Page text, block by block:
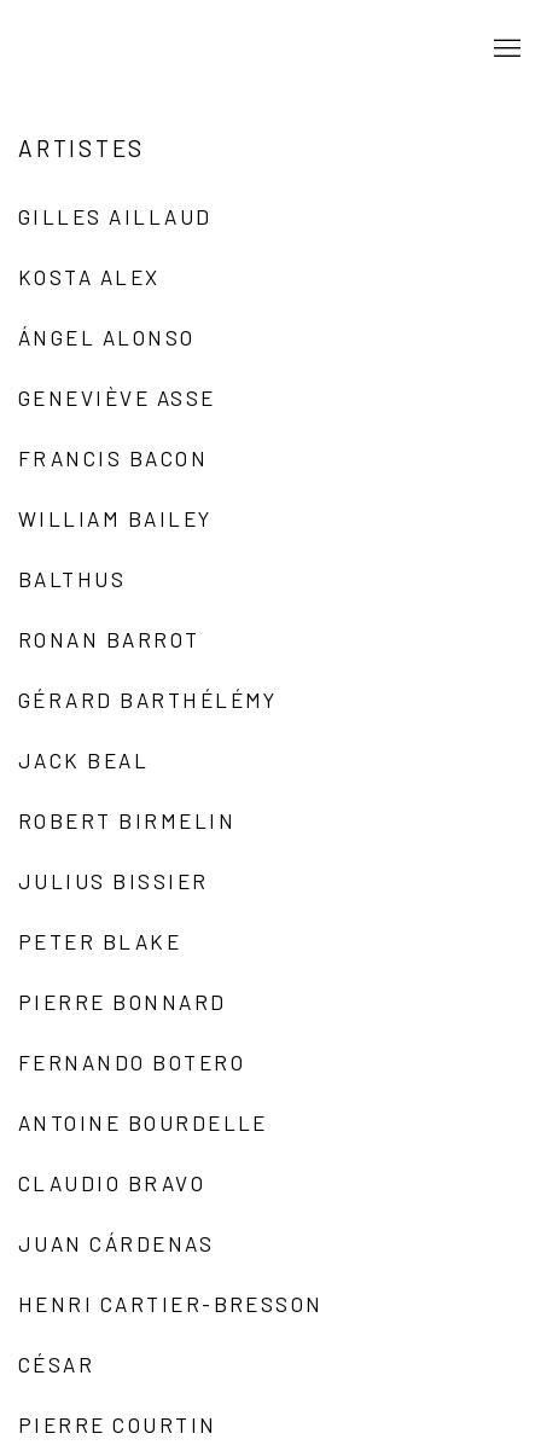
ARTISTES
GILLES AILLAUD
KOSTA ALEX
ÁNGEL ALONSO
GENEVIÈVE ASSE
FRANCIS BACON
WILLIAM BAILEY
BALTHUS
RONAN BARROT
GÉRARD BARTHÉLÉMY
JACK BEAL
ROBERT BIRMELIN
JULIUS BISSIER
PETER BLAKE
PIERRE BONNARD
FERNANDO BOTERO
ANTOINE BOURDELLE
CLAUDIO BRAVO
JUAN CÁRDENAS
HENRI CARTIER-BRESSON
CÉSAR
PIERRE COURTIN